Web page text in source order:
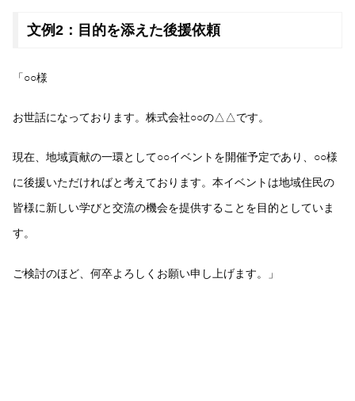
文例2：目的を添えた後援依頼
「○○様
お世話になっております。株式会社○○の△△です。
現在、地域貢献の一環として○○イベントを開催予定であり、○○様
に後援いただければと考えております。本イベントは地域住民の
皆様に新しい学びと交流の機会を提供することを目的としていま
す。
ご検討のほど、何卒よろしくお願い申し上げます。」